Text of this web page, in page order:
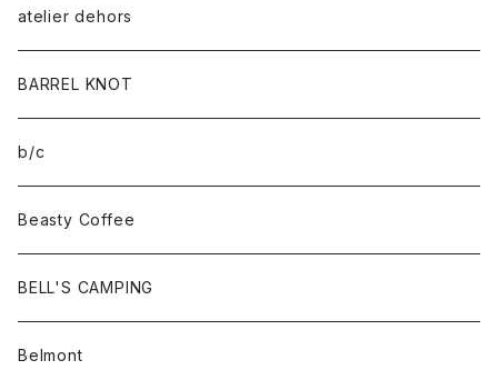
atelier dehors
BARREL KNOT
b/c
Beasty Coffee
BELL'S CAMPING
Belmont